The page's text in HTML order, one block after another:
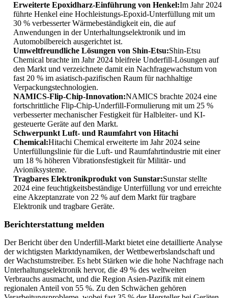
Erweiterte Epoxidharz-Einführung von Henkel:Im Jahr 2024
führte Henkel eine Hochleistungs-Epoxid-Unterfüllung mit um
30 % verbesserter Wärmebeständigkeit ein, die auf
Anwendungen in der Unterhaltungselektronik und im
Automobilbereich ausgerichtet ist.
Umweltfreundliche Lösungen von Shin-Etsu:Shin-Etsu
Chemical brachte im Jahr 2024 bleifreie Underfill-Lösungen auf
den Markt und verzeichnete damit ein Nachfragewachstum von
fast 20 % im asiatisch-pazifischen Raum für nachhaltige
Verpackungstechnologien.
NAMICS-Flip-Chip-Innovation:NAMICS brachte 2024 eine
fortschrittliche Flip-Chip-Underfill-Formulierung mit um 25 %
verbesserter mechanischer Festigkeit für Halbleiter- und KI-
gesteuerte Geräte auf den Markt.
Schwerpunkt Luft- und Raumfahrt von Hitachi
Chemical:Hitachi Chemical erweiterte im Jahr 2024 seine
Unterfüllungslinie für die Luft- und Raumfahrtindustrie mit einer
um 18 % höheren Vibrationsfestigkeit für Militär- und
Avioniksysteme.
Tragbares Elektronikprodukt von Sunstar:Sunstar stellte
2024 eine feuchtigkeitsbeständige Unterfüllung vor und erreichte
eine Akzeptanzrate von 22 % auf dem Markt für tragbare
Elektronik und tragbare Geräte.
Berichterstattung melden
Der Bericht über den Underfill-Markt bietet eine detaillierte Analyse
der wichtigsten Marktdynamiken, der Wettbewerbslandschaft und
der Wachstumstreiber. Es hebt Stärken wie die hohe Nachfrage nach
Unterhaltungselektronik hervor, die 49 % des weltweiten
Verbrauchs ausmacht, und die Region Asien-Pazifik mit einem
regionalen Anteil von 55 %. Zu den Schwächen gehören